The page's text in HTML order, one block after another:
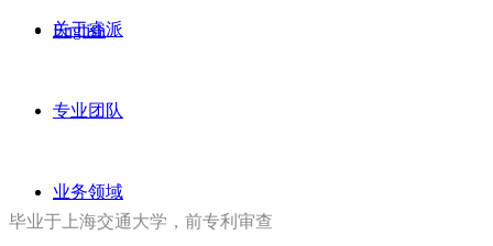
关于睿派
专业团队
业务领域
English
毕业于上海交通大学，前专利审查